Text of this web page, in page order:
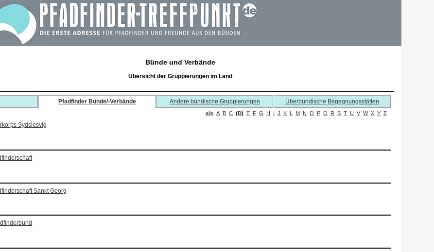
Bünde und Verbände
Übersicht der Gruppierungen im Land
Pfadfinder Bünde/-Verbände Andere bündische Gruppierungen Überbündische Begegnungsstätten
alle A B C (D) E F G H I J K L M N O P Q R S T U V W X Y Z
Sydslesvig
Sankt Georg